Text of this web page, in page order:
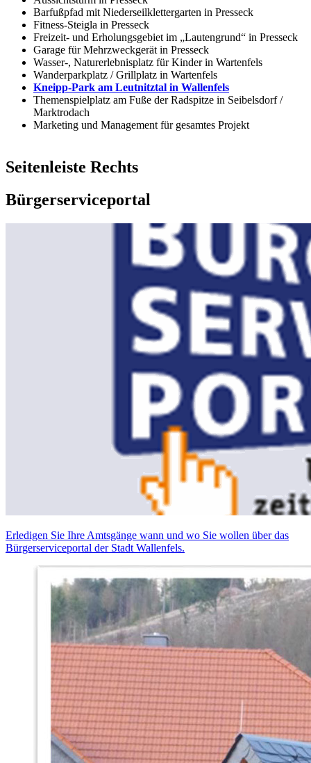
Barfußpfad mit Niederseilklettergarten in Presseck
Fitness-Steigla in Presseck
Freizeit- und Erholungsgebiet im „Lautengrund“ in Presseck
Garage für Mehrzweckgerät in Presseck
Wasser-, Naturerlebnisplatz für Kinder in Wartenfels
Wanderparkplatz / Grillplatz in Wartenfels
Kneipp-Park am Leutnitztal in Wallenfels
Themenspielplatz am Fuße der Radspitze in Seibelsdorf /
Marktrodach
Marketing und Management für gesamtes Projekt
Seitenleiste Rechts
Bürgerserviceportal
Erledigen Sie Ihre Amtsgänge wann und wo Sie wollen über das
Bürgerserviceportal der Stadt Wallenfels.